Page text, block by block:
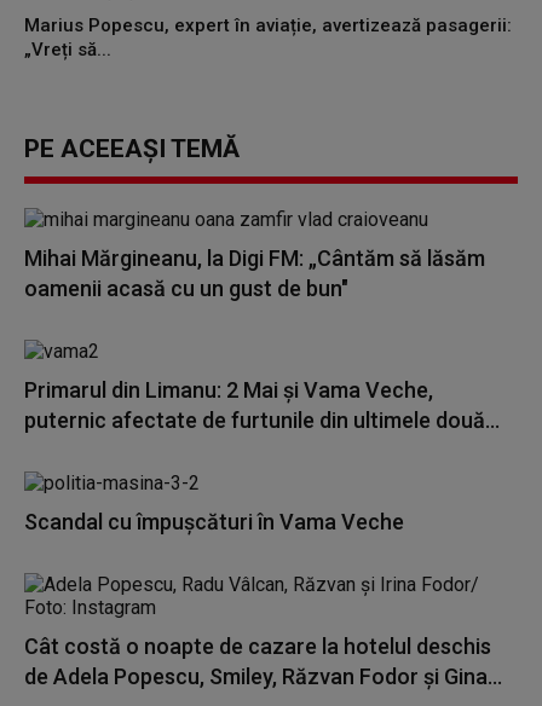
Marius Popescu, expert în aviație, avertizează pasagerii:
„Vreți să...
PE ACEEAȘI TEMĂ
Mihai Mărgineanu, la Digi FM: „Cântăm să lăsăm
oamenii acasă cu un gust de bun"
Primarul din Limanu: 2 Mai şi Vama Veche,
puternic afectate de furtunile din ultimele două...
Scandal cu împușcături în Vama Veche
Cât costă o noapte de cazare la hotelul deschis
de Adela Popescu, Smiley, Răzvan Fodor și Gina...